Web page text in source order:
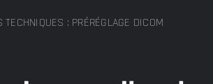
TECHNIQUES : PRÉRÉGLAGE DICOM